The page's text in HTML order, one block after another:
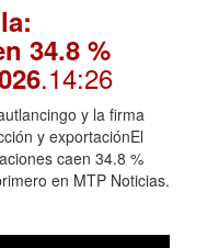
34.8 %
.14:26
y la firma
y exportaciónEl
caen 34.8 %
en MTP Noticias.